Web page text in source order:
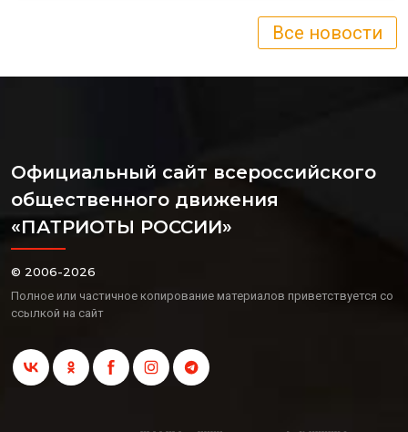
Все новости
Официальный сайт всероссийского
общественного движения
«ПАТРИОТЫ РОССИИ»
© 2006-2026
Полное или частичное копирование материалов приветствуется со
ссылкой на сайт